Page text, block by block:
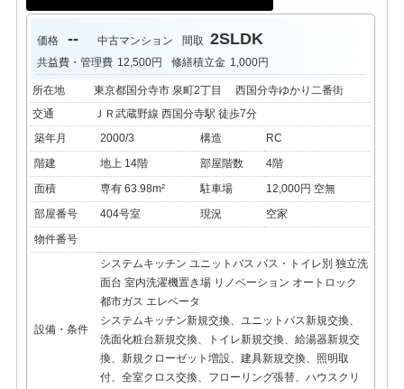
価格 -- 中古マンション 間取 2SLDK
共益費・管理費 12,500円 修繕積立金 1,000円
所在地
東京都国分寺市 泉町2丁目 西国分寺ゆかり二番街
交通
ＪＲ武蔵野線 西国分寺駅 徒歩7分
築年月
2000/3 構造
RC
階建
地上 14階 部屋階数
4階
面積
専有 63.98m² 駐車場
12,000円 空無
部屋番号
404号室 現況
空家
物件番号
設備・条件
システムキッチン ユニットバス バス・トイレ別 独立洗
面台 室内洗濯機置き場 リノベーション オートロック
都市ガス エレベータ
システムキッチン新規交換、ユニットバス新規交換、
洗面化粧台新規交換、トイレ新規交換、給湯器新規交
換、新規クローゼット増設、建具新規交換、照明取
付、全室クロス交換、フローリング張替、ハウスクリ